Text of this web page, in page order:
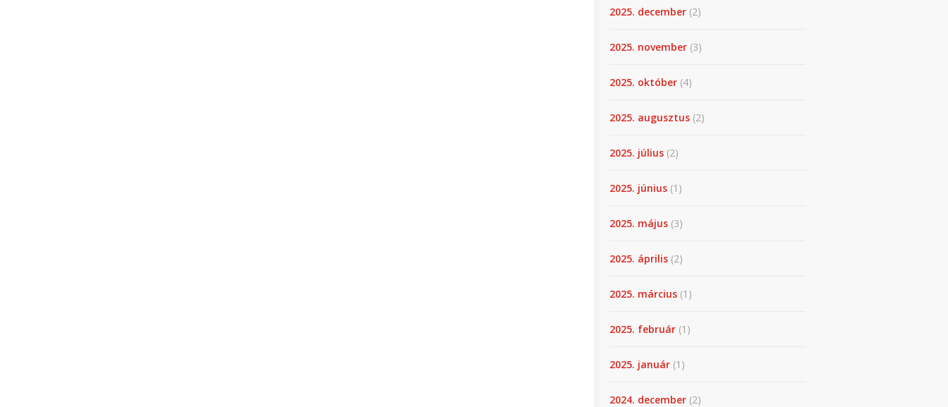
2025. december (2)
2025. november (3)
2025. október (4)
2025. augusztus (2)
2025. július (2)
2025. június (1)
2025. május (3)
2025. április (2)
2025. március (1)
2025. február (1)
2025. január (1)
2024. december (2)